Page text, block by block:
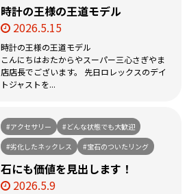
時計の王様の王道モデル
2026.5.15
時計の王様の王道モデル
こんにちはおたからやスーパー三心さぎやま
店店長でございます。 先日ロレックスのデイ
トジャストを...
#アクセサリー
#どんな状態でも大歓迎
#劣化したネックレス
#宝石のついたリング
石にも価値を見出します！
2026.5.9